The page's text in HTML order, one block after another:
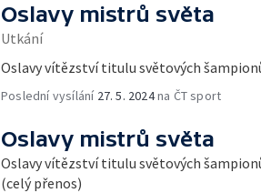
Oslavy mistrů světa
Utkání
Oslavy vítězství titulu světových
Poslední vysílání 27. 5. 2024na ČT sport
Oslavy mistrů světa
Oslavy vítězství titulu světových
(celý přenos)